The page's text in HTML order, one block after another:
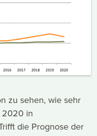
zu sehen, wie sehr
2020 in
die Prognose der